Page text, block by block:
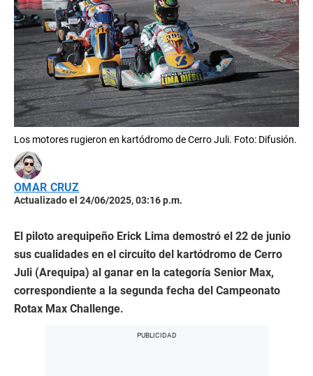
Los motores rugieron en kartódromo de Cerro Juli. Foto: Difusión.
OMAR CRUZ
Actualizado el 24/06/2025, 03:16 p.m.
El piloto arequipeño Erick Lima demostró el 22 de junio
sus cualidades en el circuito del kartódromo de Cerro
Juli (Arequipa) al ganar en la categoría Senior Max,
correspondiente a la segunda fecha del Campeonato
Rotax Max Challenge.